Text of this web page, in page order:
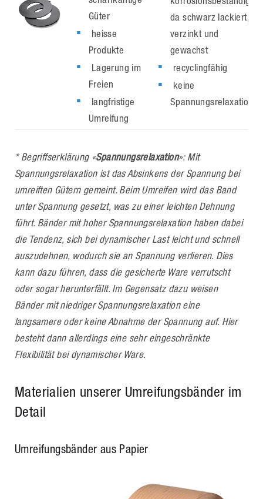
Güter
heisse
Produkte
Lagerung im
Freien
langfristige
Umreifung
da schwarz lackiert,
verzinkt und
gewachst
recyclingfähig
keine
Spannungsrelaxation*
* Begriffserklärung «Spannungsrelaxation»: Mit
Spannungsrelaxation ist das Absinkens der Spannung bei
umreiften Gütern gemeint. Beim Umreifen wird das Band
unter Spannung gesetzt, was zu einer leichten Dehnung
führt. Bänder mit hoher Spannungsrelaxation haben dabei
die Tendenz, sich bei dynamischer Last leicht und schnell
auszudehnen, wodurch sie an Spannung verlieren. Dies
kann dazu führen, dass die gesicherte Ware verrutscht
oder sogar herunterfällt. Im Gegensatz dazu weisen
Bänder mit niedriger Spannungsrelaxation eine
langsamere oder keine Abnahme der Spannung auf. Hier
besteht dann allerdings eine sehr eingeschränkte
Flexibilität bei dynamischer Ware.
Materialien unserer Umreifungsbänder im
Detail
Umreifungsbänder aus Papier